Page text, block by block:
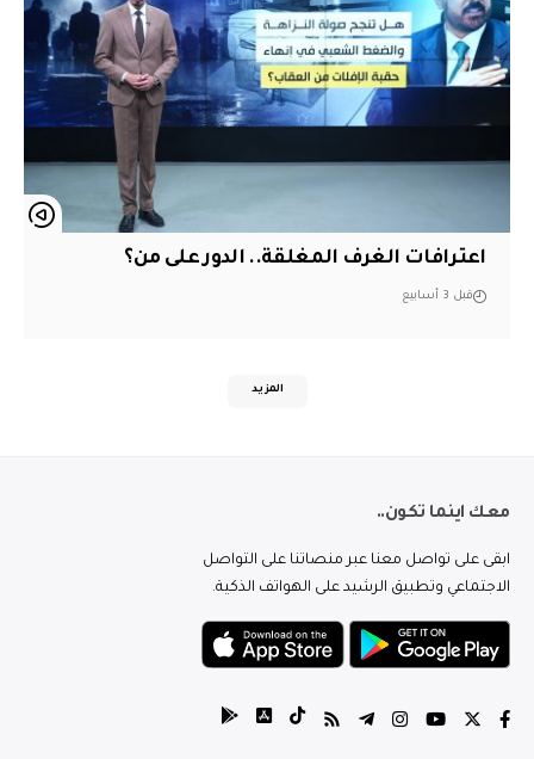
اعترافات الغرف المغلقة.. الدور على من؟
قبل 3 أسابيع
المزيد
معك اينما تكون..
ابقى على تواصل معنا عبر منصاتنا على التواصل
الاجتماعي وتطبيق الرشيد على الهواتف الذكية.